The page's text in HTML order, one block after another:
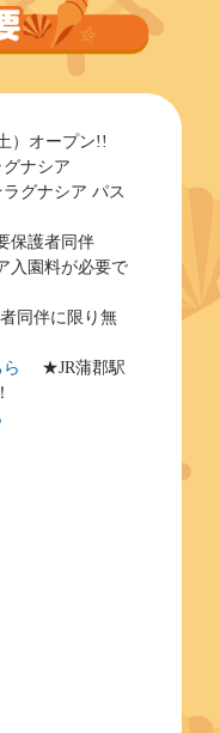
）オープン!!
ナシア
ナシア パス
者同伴
料が必要で
に限り無
★JR蒲郡駅